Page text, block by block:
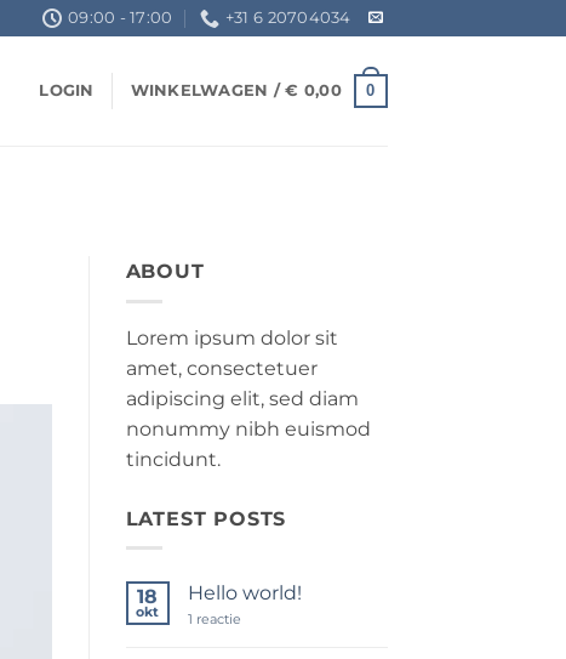
09:00 - 17:00 +31 6 20704034
LOGIN WINKELWAGEN /€ 0,00 0
ABOUT
Lorem ipsum dolor sit
amet, consectetuer
adipiscing elit, sed diam
nonummy nibh euismod
tincidunt.
LATEST POSTS
18
okt
Hello world!
1 reactieop